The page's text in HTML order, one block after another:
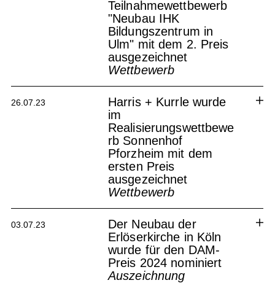
Kirchenstandort Köln
Teilnahmewettbewerb
"Neubau IHK
Bildungszentrum in
Ulm" mit dem 2. Preis
ausgezeichnet
Wettbewerb
26.07.23
Harris + Kurrle wurde
im
Realisierungswettbewe
rb Sonnenhof
Pforzheim mit dem
ersten Preis
ausgezeichnet
Wettbewerb
Sonnenhof Pforzheim
03.07.23
Der Neubau der
Erlöserkirche in Köln
wurde für den DAM-
Preis 2024 nominiert
Auszeichnung